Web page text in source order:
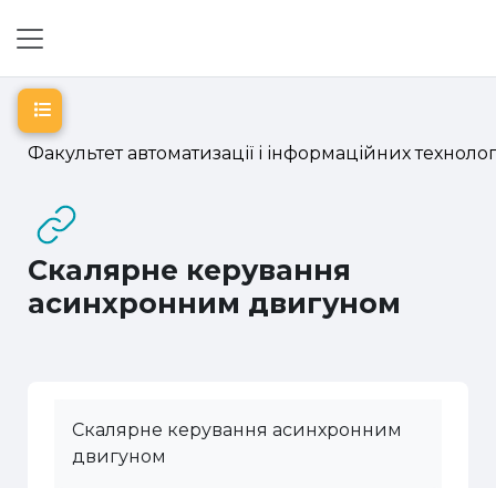
Факультет автоматизації і інформаційних
Скалярне керування
асинхронним двигуном
Відкритий покажчик курсу
Скалярне керування асинхронним
двигуном